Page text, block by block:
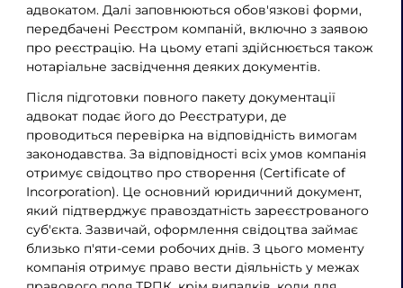
адвокатом. Далі заповнюються обов'язкові форми,
передбачені Реєстром компаній, включно з заявою
про реєстрацію. На цьому етапі здійснюється також
нотаріальне засвідчення деяких документів.
Після підготовки повного пакету документації
адвокат подає його до Реєстратури, де
проводиться перевірка на відповідність вимогам
законодавства. За відповідності всіх умов компанія
отримує свідоцтво про створення (Certificate of
Incorporation). Це основний юридичний документ,
який підтверджує правоздатність зареєстрованого
суб'єкта. Зазвичай, оформлення свідоцтва займає
близько п'яти-семи робочих днів. З цього моменту
компанія отримує право вести діяльність у межах